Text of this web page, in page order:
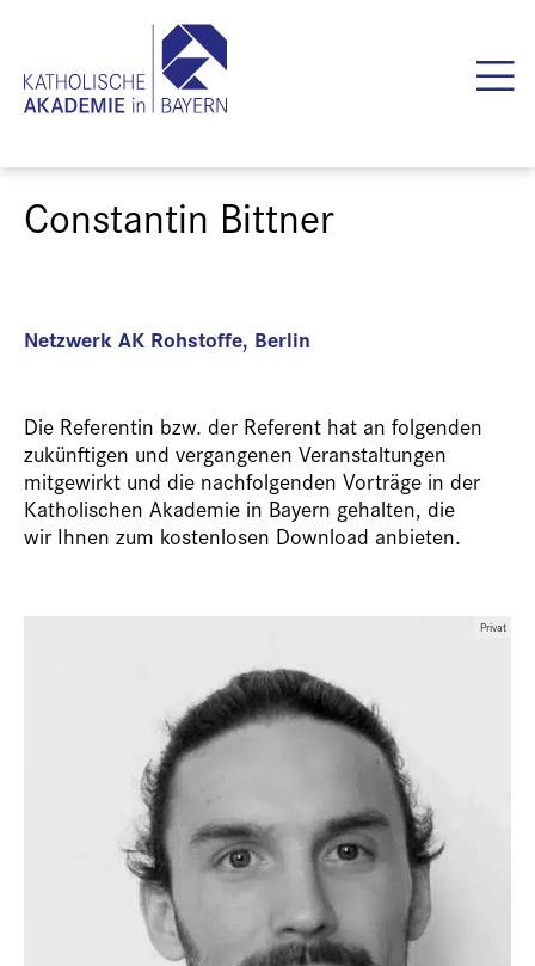
Constantin Bittner
Netzwerk AK Rohstoffe, Berlin
Die Referentin bzw. der Referent hat an folgenden
zukünftigen und vergangenen Veranstaltungen
mitgewirkt und die nachfolgenden Vorträge in der
Katholischen Akademie in Bayern gehalten, die
wir Ihnen zum kostenlosen Download anbieten.
Privat